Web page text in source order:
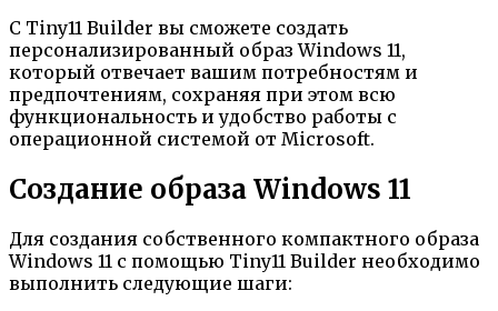
С Tiny11 Builder вы сможете создать
персонализированный образ Windows 11,
который отвечает вашим потребностям и
предпочтениям, сохраняя при этом всю
функциональность и удобство работы с
операционной системой от Microsoft.
Создание образа Windows 11
Для создания собственного компактного образа
Windows 11 с помощью Tiny11 Builder необходимо
выполнить следующие шаги: